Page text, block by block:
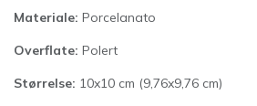
Materiale: Porcelanato
Overflate: Polert
Størrelse: 10x10 cm (9,76x9,76 cm)